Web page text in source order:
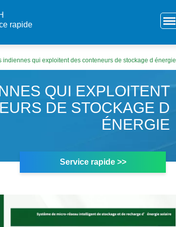
rapide
indiennes qui exploitent des conteneurs de stockage d énergie
QUI EXPLOITENT
DE STOCKAGE D
ÉNERGIE
Service rapide >>